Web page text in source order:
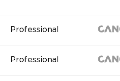
Professional
Professional